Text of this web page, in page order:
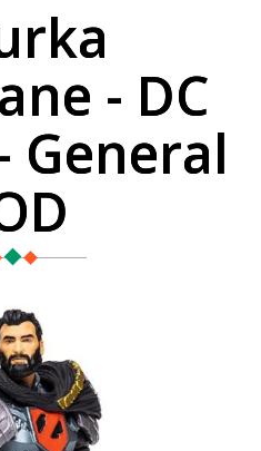
- DC
General